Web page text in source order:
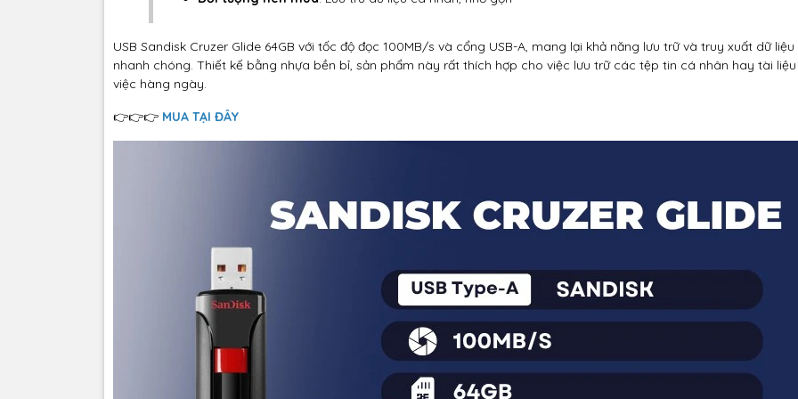
USB Sandisk Cruzer Glide 64GB với tốc độ đọc 100MB/s và cổng USB-A, mang lại khả năng lưu trữ và truy xuất dữ liệu
nhanh chóng. Thiết kế bằng nhựa bền bỉ, sản phẩm này rất thích hợp cho việc lưu trữ các tệp tin cá nhân hay tài
việc hàng ngày.
👉👉👉 MUA TẠI ĐÂY